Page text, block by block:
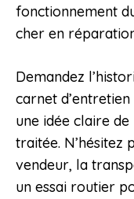
fonctionnement
cher en
Demandez
carnet
une idée claire
traitée. N’hésitez
vendeur, la
un essai routier